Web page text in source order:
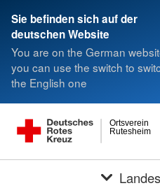
Sie befinden sich auf der
deutschen Website
You are on the German
you can use the switch to
the English one
Rutesheim
Ortsverein